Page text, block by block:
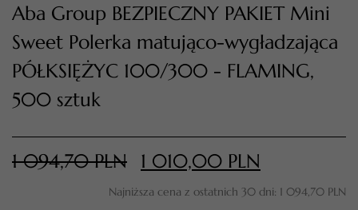
TWÓJ KOSZYK (0 )
Aba Group BEZPIECZNY PAKIET Mini
Sweet Polerka matująco-wygładzająca
PÓŁKSIĘŻYC 100/300 - FLAMING,
500 sztuk
1 094,70PLN 1 010,00 PLN
Najniższa cena z ostatnich 30 dni: 1 094,70 PLN